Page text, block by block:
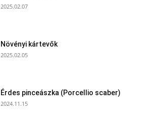
2025.02.07
Növényi kártevők
2025.02.05
Érdes pinceászka (Porcellio scaber)
2024.11.15